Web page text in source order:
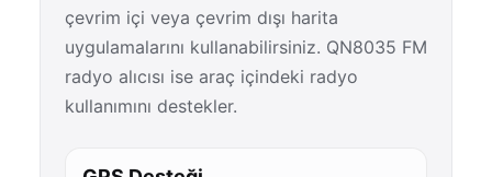
çevrim içi veya çevrim dışı harita
uygulamalarını kullanabilirsiniz. QN8035 FM
radyo alıcısı ise araç içindeki radyo
kullanımını destekler.